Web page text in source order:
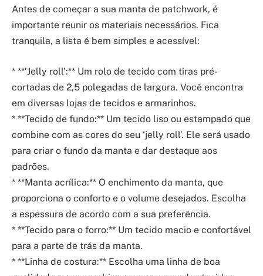
Antes de começar a sua manta de patchwork, é
importante reunir os materiais necessários. Fica
tranquila, a lista é bem simples e acessível:
* **’Jelly roll’:** Um rolo de tecido com tiras pré-
cortadas de 2,5 polegadas de largura. Você encontra
em diversas lojas de tecidos e armarinhos.
* **Tecido de fundo:** Um tecido liso ou estampado que
combine com as cores do seu ‘jelly roll’. Ele será usado
para criar o fundo da manta e dar destaque aos
padrões.
* **Manta acrílica:** O enchimento da manta, que
proporciona o conforto e o volume desejados. Escolha
a espessura de acordo com a sua preferência.
* **Tecido para o forro:** Um tecido macio e confortável
para a parte de trás da manta.
* **Linha de costura:** Escolha uma linha de boa